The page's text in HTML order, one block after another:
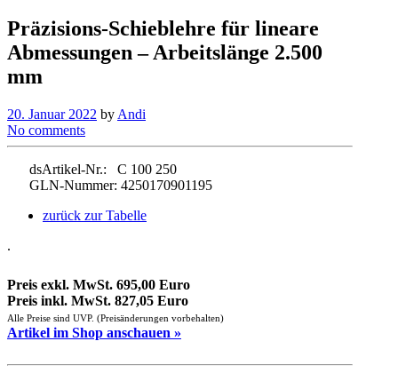
Präzisions-Schieblehre für lineare
Abmessungen – Arbeitslänge 2.500
mm
20. Januar 2022 by Andi
No comments
dsArtikel-Nr.: C 100 250
GLN-Nummer: 4250170901195
zurück zur Tabelle
.
Preis exkl. MwSt. 695,00 Euro
Preis inkl. MwSt. 827,05 Euro
Alle Preise sind UVP. (Preisänderungen vorbehalten)
Artikel im Shop anschauen »